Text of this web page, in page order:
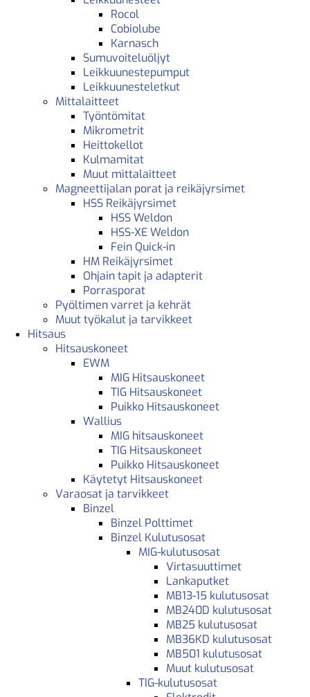
Rocol
Cobiolube
Karnasch
Sumuvoiteluöljyt
Leikkuunestepumput
Leikkuunesteletkut
Mittalaitteet
Työntömitat
Mikrometrit
Heittokellot
Kulmamitat
Muut mittalaitteet
Magneettijalan porat ja reikäjyrsimet
HSS Reikäjyrsimet
HSS Weldon
HSS-XE Weldon
Fein Quick-in
HM Reikäjyrsimet
Ohjain tapit ja adapterit
Porrasporat
Pyöltimen varret ja kehrät
Muut työkalut ja tarvikkeet
Hitsaus
Hitsauskoneet
EWM
MIG Hitsauskoneet
TIG Hitsauskoneet
Puikko Hitsauskoneet
Wallius
MIG hitsauskoneet
TIG Hitsauskoneet
Puikko Hitsauskoneet
Käytetyt Hitsauskoneet
Varaosat ja tarvikkeet
Binzel
Binzel Polttimet
Binzel Kulutusosat
MIG-kulutusosat
Virtasuuttimet
Lankaputket
MB13-15 kulutusosat
MB240D kulutusosat
MB25 kulutusosat
MB36KD kulutusosat
MB501 kulutusosat
Muut kulutusosat
TIG-kulutusosat